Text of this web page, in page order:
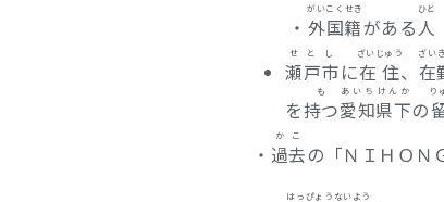
・ 外
がい
国籍
こくせき
がある 人
ひと
瀬戸市
せとし
に在住
ざいじゅう
、 在
ざい
を持つ
も
愛知
あいち
県下
けんか
の
り
・ 過去
かこ
の「ＮＩＨＯＮ
はっぴょう ないよう